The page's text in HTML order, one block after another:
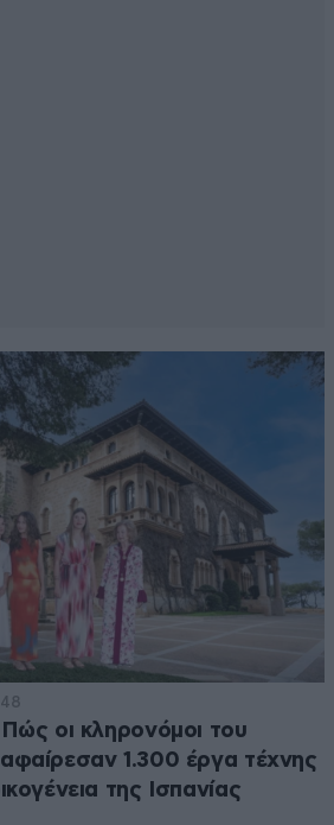
οι κληρονόμοι του
1.300 έργα τέχνης
της Ισπανίας